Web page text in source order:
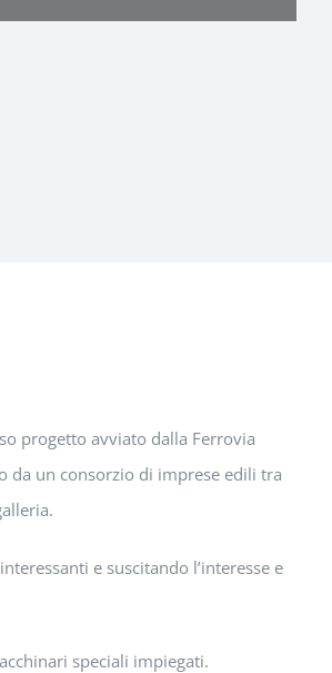
progetto avviato dalla Ferrovia
da un consorzio di imprese edili tra
e suscitando l’interesse e
speciali impiegati.